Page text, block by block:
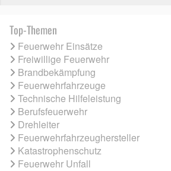
Top-Themen
Feuerwehr Einsätze
Freiwillige Feuerwehr
Brandbekämpfung
Feuerwehrfahrzeuge
Technische Hilfeleistung
Berufsfeuerwehr
Drehleiter
Feuerwehrfahrzeughersteller
Katastrophenschutz
Feuerwehr Unfall